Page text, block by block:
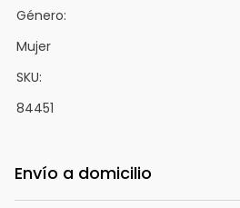
Género:
Mujer
SKU:
84451
Envío a domicilio